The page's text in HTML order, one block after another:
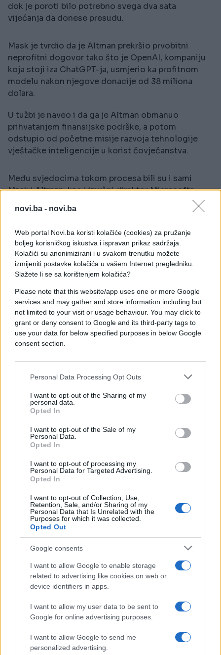
novi.ba - novi.ba
Web portal Novi.ba koristi kolačiće (cookies) za pružanje
boljeg korisničkog iskustva i ispravan prikaz sadržaja.
Kolačići su anonimizirani i u svakom trenutku možete
izmijeniti postavke kolačića u vašem Internet pregledniku.
Slažete li se sa korištenjem kolačića?
Please note that this website/app uses one or more Google
services and may gather and store information including but
not limited to your visit or usage behaviour. You may click to
grant or deny consent to Google and its third-party tags to
use your data for below specified purposes in below Google
consent section.
Personal Data Processing Opt Outs
I want to opt-out of the Sharing of my
personal data.
Opted In
I want to opt-out of the Sale of my
Personal Data.
Opted In
I want to opt-out of processing my
Personal Data for Targeted Advertising.
Opted In
I want to opt-out of Collection, Use,
Retention, Sale, and/or Sharing of my
Personal Data that Is Unrelated with the
Purposes for which it was collected.
Opted Out
Google consents
I want to allow Google to enable storage
related to advertising like cookies on web or
device identifiers in apps.
I want to allow my user data to be sent to
Google for online advertising purposes.
I want to allow Google to send me
personalized advertising.
dok je poroti bilo potrebno svega dva sata
vijećanja da donese presudu.
Mask je tvrdio da je Altman prekršio prvobitni
neprofitni dogovor tako što je OpenAI, kompaniju
koja stoji iza ChatGPT-ja, usmjerio ka profitnom
modelu nakon njegove donacije od 38 miliona
dolara.
U tužbi je naveo i da ga je Altman obmanuo
prihvatanjem finansijske podrške, a potom
odstupio od početne misije razvoja tehnologije
vještačke inteligencije u korist čovječanstva.
Među svjedocima tokom procesa bili su i sami
Mask i Altman, kao i izvršni direktor Microsofta
Microsoft da je učestvovao u toj šemi, ali su i ti
ključnim tačkama tužbe protiv OpenAI-ja.
Mask i Altman bili su među osnivačima OpenAI-ja
2015. godine, ali je Mask napustio kompaniju 2018.
nad organizacijom.